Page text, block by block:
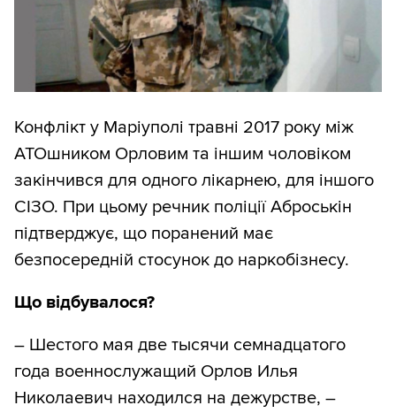
Конфлікт у Маріуполі травні 2017 року між
АТОшником Орловим та іншим чоловіком
закінчився для одного лікарнею, для іншого
СІЗО. При цьому речник поліції Аброськін
підтверджує, що поранений має
безпосередній стосунок до наркобізнесу.
Що відбувалося?
– Шестого мая две тысячи семнадцатого
года военнослужащий Орлов Илья
Николаевич находился на дежурстве, –